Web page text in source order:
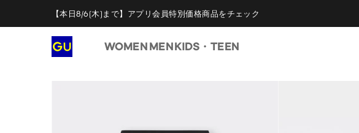
【本日8/6(木)まで】アプリ会員特別価格商品をチェック
WOMEN MENKIDS・TEEN